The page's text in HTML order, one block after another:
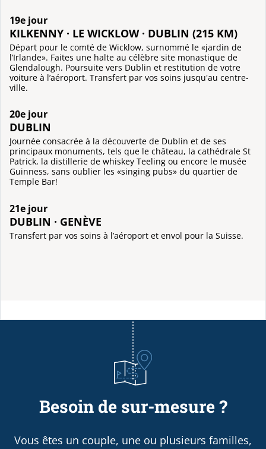
19e jour
KILKENNY · LE WICKLOW · DUBLIN (215 KM)
Départ pour le comté de Wicklow, surnommé le «jardin de
l’Irlande». Faites une halte au célèbre site monastique de
Glendalough. Poursuite vers Dublin et restitution de votre
voiture à l’aéroport. Transfert par vos soins jusqu'au centre-
ville.
20e jour
DUBLIN
Journée consacrée à la découverte de Dublin et de ses
principaux monuments, tels que le château, la cathédrale St
Patrick, la distillerie de whiskey Teeling ou encore le musée
Guinness, sans oublier les «singing pubs» du quartier de
Temple Bar!
21e jour
DUBLIN · GENÈVE
Transfert par vos soins à l’aéroport et envol pour la Suisse.
Besoin de sur-mesure ?
Vous êtes un couple, une ou plusieurs familles,